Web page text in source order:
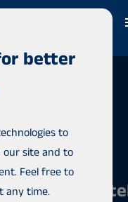
better
to
our site and to
Feel free to
any time.